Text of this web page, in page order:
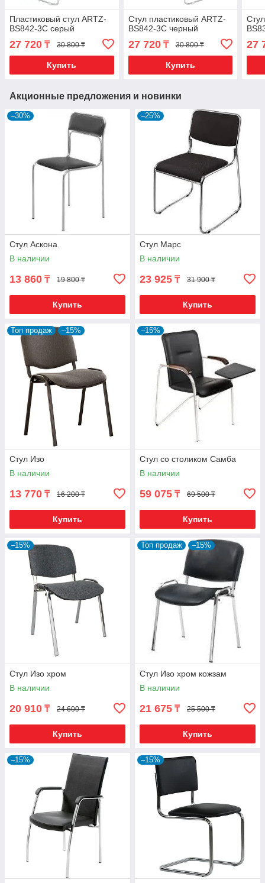
Пластиковый стул ARTZ-
BS842-3С серый
27 720 ₸ 30 800 ₸
Купить
Стул пластиковый ARTZ-
BS842-3С черный
27 720₸ 30 800 ₸
Купить
27
Акционные предложения и новинки
–30%
Стул Аскона
В наличии
13 860 ₸ 19 800 ₸
Купить
–25%
Стул Марс
В наличии
23 925 ₸ 31 900 ₸
Купить
Топ продаж –15%
Стул Изо
В наличии
13 770 ₸ 16 200 ₸
Купить
–15%
Стул со столиком Самба
В наличии
59 075 ₸ 69 500 ₸
Купить
–15%
Стул Изо хром
В наличии
20 910 ₸ 24 600 ₸
Купить
Топ продаж –15%
Стул Изо хром кожзам
В наличии
21 675 ₸ 25 500 ₸
Купить
–15% –15%